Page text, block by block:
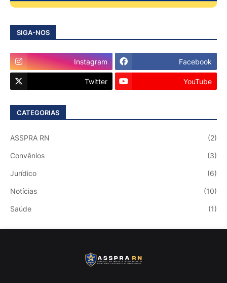
SIGA-NOS
Instagram Facebook
Twitter YouTube
CATEGORIAS
ASSPRA RN (2)
Convênios (3)
Jurídico (6)
Notícias (10)
Saúde (1)